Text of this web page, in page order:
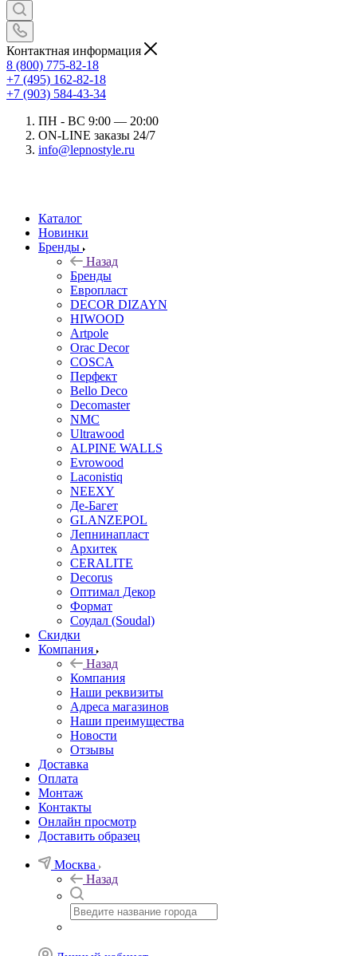
Контактная информация
8 (800) 775-82-18
+7 (495) 162-82-18
+7 (903) 584-43-34
ПН - ВС 9:00 — 20:00
ON-LINE заказы 24/7
info@lepnostyle.ru
Каталог
Новинки
Бренды
Назад
Бренды
Европласт
DECOR DIZAYN
HIWOOD
Artpole
Orac Decor
COSCA
Перфект
Bello Deco
Decomaster
NMС
Ultrawood
ALPINE WALLS
Evrowood
Laconistiq
NEEXY
Де-Багет
GLANZEPOL
Лепнинапласт
Архитек
CERALITE
Decorus
Оптимал Декор
Формат
Соудал (Soudal)
Скидки
Компания
Назад
Компания
Наши реквизиты
Адреса магазинов
Наши преимущества
Новости
Отзывы
Доставка
Оплата
Монтаж
Контакты
Онлайн просмотр
Доставить образец
Москва
Назад